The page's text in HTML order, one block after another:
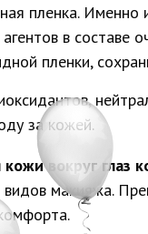
пленка.
в составе
пленки,
за кожей.
вокруг глаз
видов макияжа.